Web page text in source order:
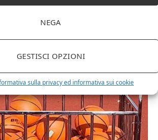
NEGA
GESTISCI OPZIONI
sulla privacy ed informativa sui cookie
Per Tavolini Set di
dell’animale dello
tra cui bottiglia dello zodiaco e